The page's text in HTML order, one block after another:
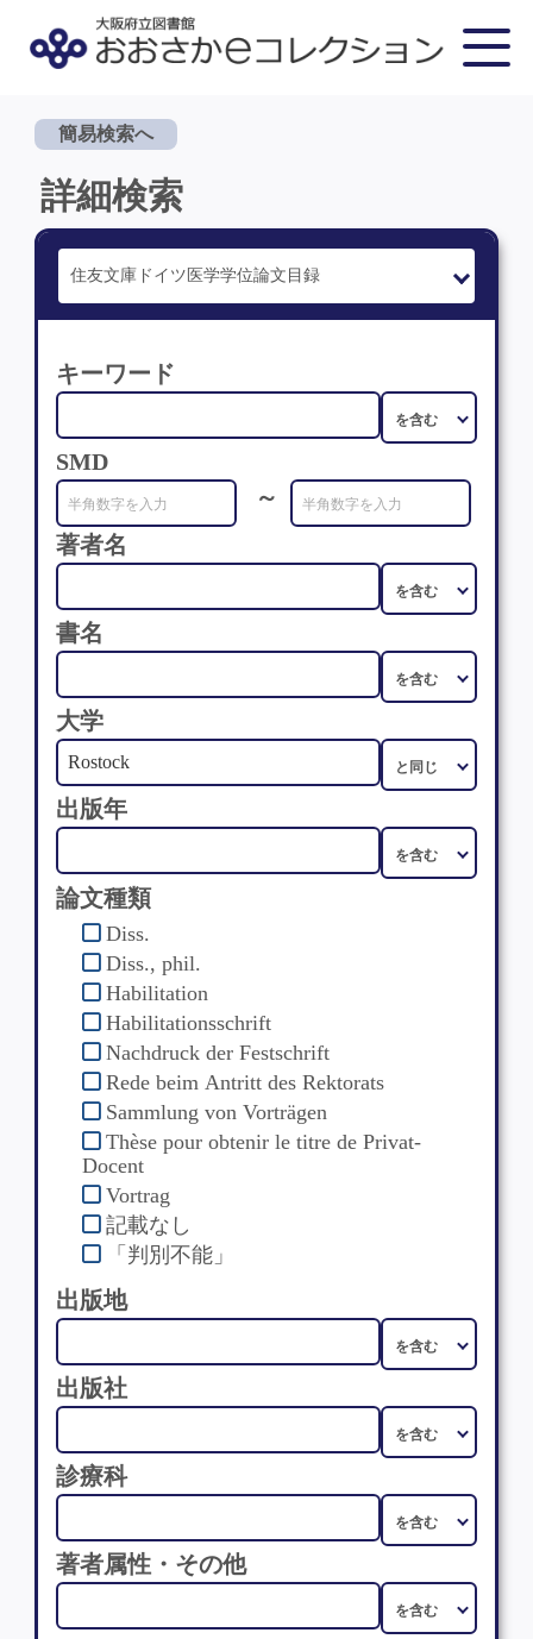
簡易検索へ
詳細検索
キーワード
SMD
～
著者名
書名
大学
出版年
論文種類
Diss.
Diss., phil.
Habilitation
Habilitationsschrift
Nachdruck der Festschrift
Rede beim Antritt des Rektorats
Sammlung von Vorträgen
Thèse pour obtenir le titre de Privat-
Docent
Vortrag
記載なし
「判別不能」
出版地
出版社
診療科
著者属性・その他